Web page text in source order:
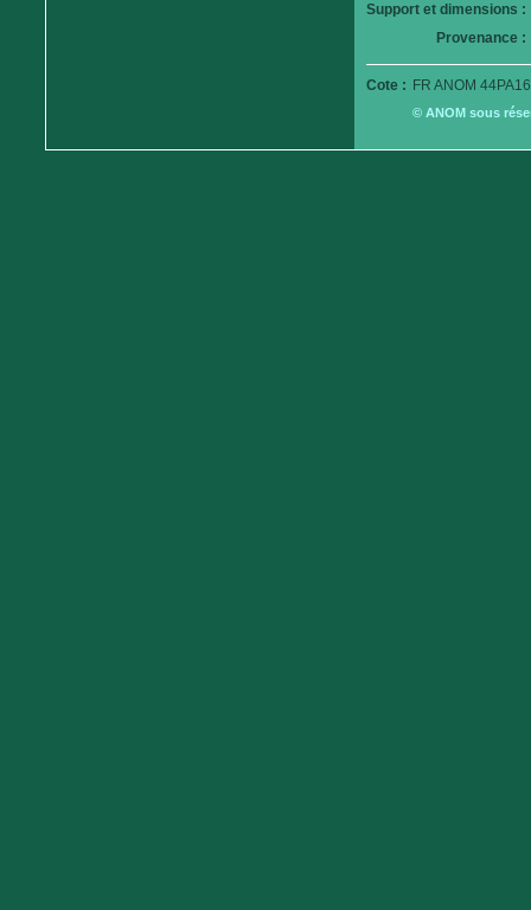
Support et dimensions :
Provenance :
Cote : FR ANOM
© ANOM sous